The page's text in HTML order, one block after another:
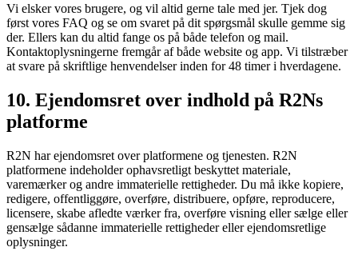
Vi elsker vores brugere, og vil altid gerne tale med jer. Tjek dog
først vores FAQ og se om svaret på dit spørgsmål skulle gemme sig
der. Ellers kan du altid fange os på både telefon og mail.
Kontaktoplysningerne fremgår af både website og app. Vi tilstræber
at svare på skriftlige henvendelser inden for 48 timer i hverdagene.
10. Ejendomsret over indhold på R2Ns
platforme
R2N har ejendomsret over platformene og tjenesten. R2N
platformene indeholder ophavsretligt beskyttet materiale,
varemærker og andre immaterielle rettigheder. Du må ikke kopiere,
redigere, offentliggøre, overføre, distribuere, opføre, reproducere,
licensere, skabe afledte værker fra, overføre visning eller sælge eller
gensælge sådanne immaterielle rettigheder eller ejendomsretlige
oplysninger.